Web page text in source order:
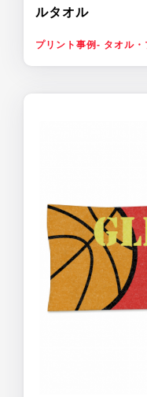
ルタオル
プリント事例- タオル・